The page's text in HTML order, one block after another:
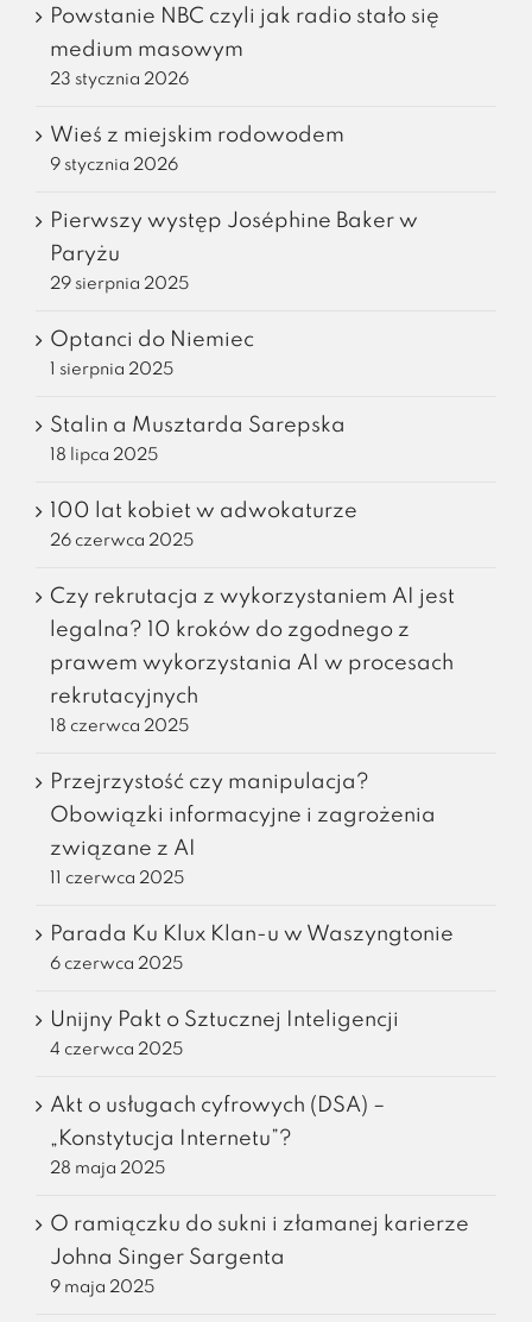
Powstanie NBC czyli jak radio stało się
medium masowym
23 stycznia 2026
Wieś z miejskim rodowodem
9 stycznia 2026
Pierwszy występ Joséphine Baker w
Paryżu
29 sierpnia 2025
Optanci do Niemiec
1 sierpnia 2025
Stalin a Musztarda Sarepska
18 lipca 2025
100 lat kobiet w adwokaturze
26 czerwca 2025
Czy rekrutacja z wykorzystaniem AI jest
legalna? 10 kroków do zgodnego z
prawem wykorzystania AI w procesach
rekrutacyjnych
18 czerwca 2025
Przejrzystość czy manipulacja?
Obowiązki informacyjne i zagrożenia
związane z AI
11 czerwca 2025
Parada Ku Klux Klan-u w Waszyngtonie
6 czerwca 2025
Unijny Pakt o Sztucznej Inteligencji
4 czerwca 2025
Akt o usługach cyfrowych (DSA) –
„Konstytucja Internetu”?
28 maja 2025
O ramiączku do sukni i złamanej karierze
Johna Singer Sargenta
9 maja 2025